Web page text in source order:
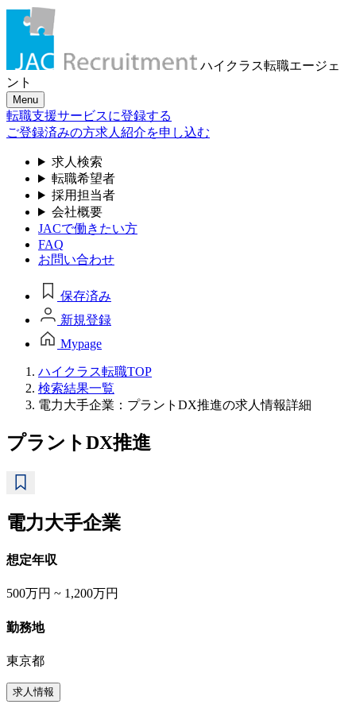
ハイクラス転職エージェ
ント
Menu
転職支援サービスに登録する
ご登録済みの方求人紹介を申し込む
求人検索
転職希望者
採用担当者
会社概要
JACで働きたい方
FAQ
お問い合わせ
保存済み
新規登録
Mypage
ハイクラス転職TOP
検索結果一覧
電力大手企業：プラントDX推進の求人情報詳細
プラントDX推進
電力大手企業
想定年収
500万円 ~ 1,200万円
勤務地
東京都
求人情報